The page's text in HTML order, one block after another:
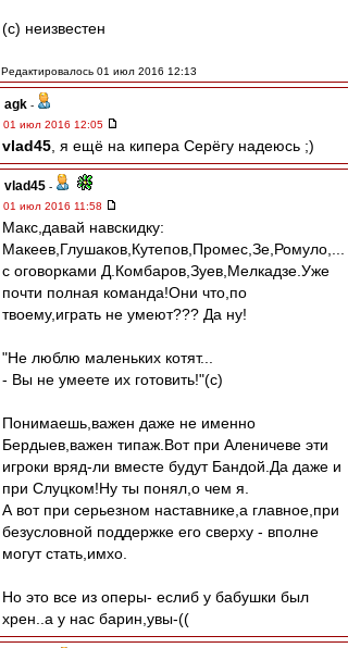
(с) неизвестен
Редактировалось 01 июл 2016 12:13
agk -
01 июл 2016 12:05
vlad45 , я ещё на кипера Серёгу надеюсь ;)
vlad45 -
01 июл 2016 11:58
Макс,давай навскидку:
Макеев,Глушаков,Кутепов,Промес,Зе,Ромуло,...
с оговорками Д.Комбаров,Зуев,Мелкадзе.Уже
почти полная команда!Они что,по
твоему,играть не умеют??? Да ну!
"Не люблю маленьких котят...
- Вы не умеете их готовить!"(с)
Понимаешь,важен даже не именно
Бердыев,важен типаж.Вот при Аленичеве эти
игроки вряд-ли вместе будут Бандой.Да даже и
при Слуцком!Ну ты понял,о чем я.
А вот при серьезном наставнике,а главное,при
безусловной поддержке его сверху - вполне
могут стать,имхо.
Но это все из оперы- еслиб у бабушки был
хрен..а у нас барин,увы-((